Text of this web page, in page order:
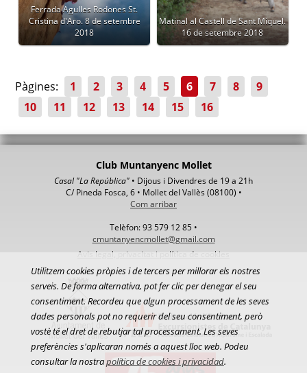
Ferrada Agulles Rodones St.
Cristina d'Aro. 8 de setembre
2018
Matinal al Castell de Sant Miquel.
16 de setembre 2018
Pàgines: 1 2 3 4 5 6 7 8
9
10
11 12 13 14 15 16
Club Muntanyenc Mollet
Casal "La República" • Dijous i Divendres de 19 a 21h
C/ Pineda Fosca, 6 • Mollet del Vallès (08100) •
Com arribar
Telèfon: 93 579 12 85 •
cmuntanyencmollet@gmail.com
Avis legal, privacitat i política de cookies
Utilitzem cookies pròpies i de tercers per millorar els nostres
serveis. De forma alternativa, pot fer clic per denegar el seu
consentiment. Recordeu que algun processament de les seves
dades personals pot no requerir del seu consentiment, però
vostè té el dret de rebutjar tal processament. Les seves
preferències s'aplicaran només a aquest lloc web. Podeu
consultar la nostrapolítica de cookies i privacidad.